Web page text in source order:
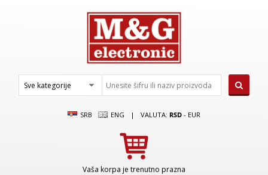
SRB ENG | VALUTA: RSD - EUR
Vaša korpa je trenutno prazna